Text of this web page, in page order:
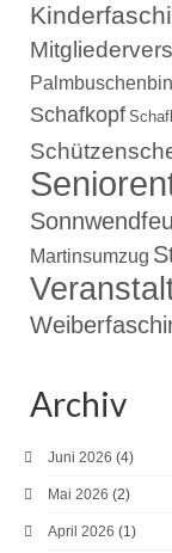
Schafkopf
Martinsumzug
Archiv
Juni 2026 (4)
Mai 2026 (2)
April 2026 (1)